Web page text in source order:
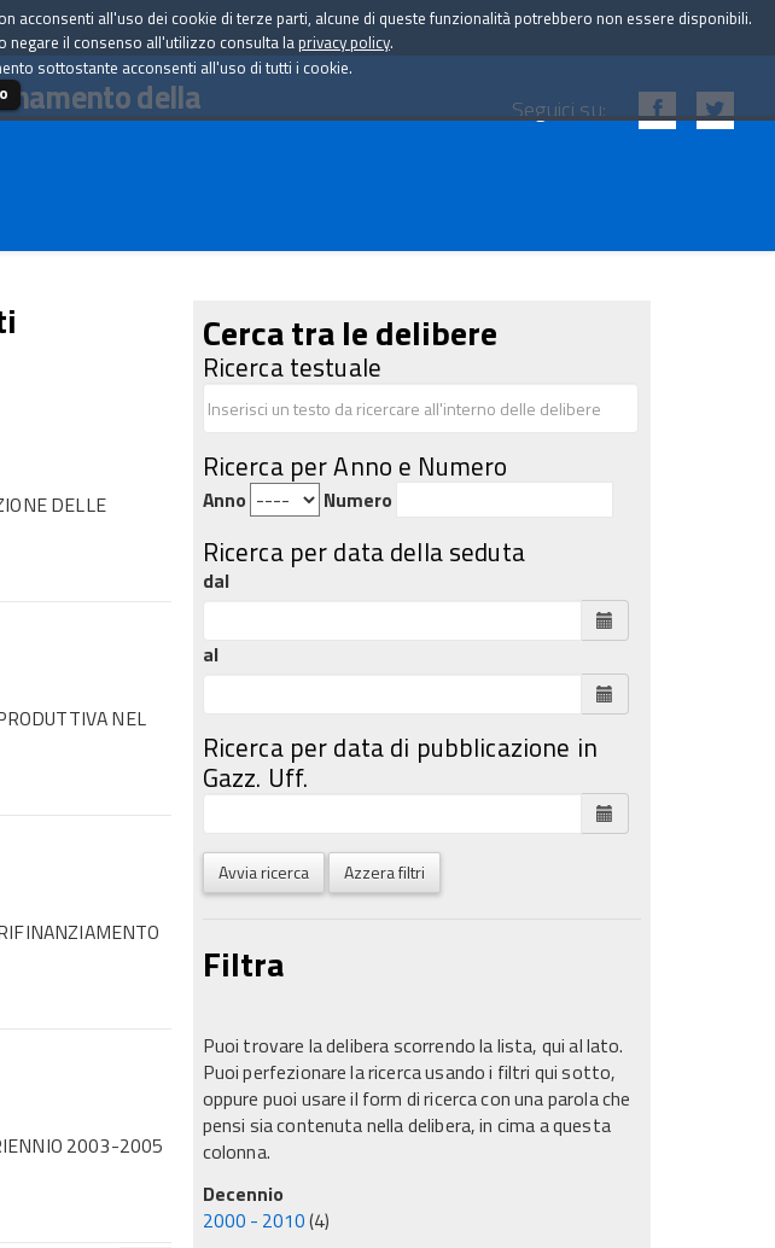
della Seguici su:
DELLE
NEL
2003-2005
Cerca tra le delibere
Ricerca testuale
Ricerca per Anno e Numero
Anno Numero
Ricerca per data della seduta
dal
al
Ricerca per data di pubblicazione in
Gazz. Uff.
Avvia ricerca Azzera filtri
Filtra
Puoi trovare la delibera scorrendo la lista, qui al lato.
Puoi perfezionare la ricerca usando i filtri qui sotto,
oppure puoi usare il form di ricerca con una parola che
pensi sia contenuta nella delibera, in cima a questa
colonna.
Decennio
2000 - 2010(4)
all'uso dei cookie di terze parti, alcune di queste funzionalità potrebbero non essere disponibili.
negare il consenso all'utilizzo consulta laprivacy policy.
sottostante acconsenti all'uso di tutti i cookie.